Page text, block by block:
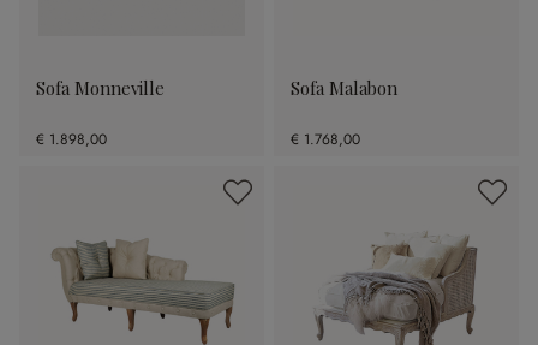
Sofa Monneville
€ 1.898,00
Sofa Malabon
€ 1.768,00